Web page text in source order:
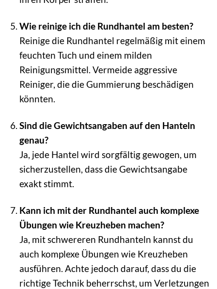
Wie reinige ich die Rundhantel am besten?
Reinige die Rundhantel regelmäßig mit einem
feuchten Tuch und einem milden
Reinigungsmittel. Vermeide aggressive
Reiniger, die die Gummierung beschädigen
könnten.
Sind die Gewichtsangaben auf den Hanteln
genau?
Ja, jede Hantel wird sorgfältig gewogen, um
sicherzustellen, dass die Gewichtsangabe
exakt stimmt.
Kann ich mit der Rundhantel auch komplexe
Übungen wie Kreuzheben machen?
Ja, mit schwereren Rundhanteln kannst du
auch komplexe Übungen wie Kreuzheben
ausführen. Achte jedoch darauf, dass du die
richtige Technik beherrschst, um Verletzungen